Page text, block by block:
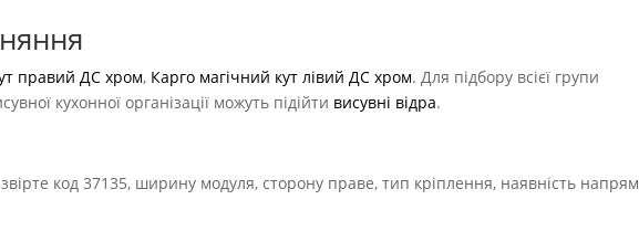
правий ДС хром, Карго магічний кут лівий ДС хром. Для підбору всієї групи
кухонної організації можуть підійти висувні відра.
код 37135, ширину модуля, сторону праве, тип кріплення, наявність